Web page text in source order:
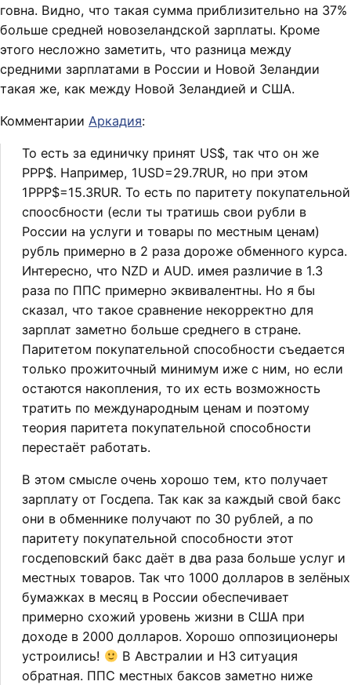
говна. Видно, что такая сумма приблизительно на 37%
больше средней новозеландской зарплаты. Кроме
этого несложно заметить, что разница между
средними зарплатами в России и Новой Зеландии
такая же, как между Новой Зеландией и США.
Комментарии Аркадия:
То есть за единичку принят US$, так что он же
PPP$. Например, 1USD=29.7RUR, но при этом
1PPP$=15.3RUR. То есть по паритету покупательной
споосбности (если ты тратишь свои рубли в
России на услуги и товары по местным ценам)
рубль примерно в 2 раза дороже обменного курса.
Интересно, что NZD и AUD. имея различие в 1.3
раза по ППС примерно эквивалентны. Но я бы
сказал, что такое сравнение некорректно для
зарплат заметно больше среднего в стране.
Паритетом покупательной способности съедается
только прожиточный минимум иже с ним, но если
остаются накопления, то их есть возможность
тратить по международным ценам и поэтому
теория паритета покупательной способности
перестаёт работать.
В этом смысле очень хорошо тем, кто получает
зарплату от Госдепа. Так как за каждый свой бакс
они в обменнике получают по 30 рублей, а по
паритету покупательной способности этот
госдеповский бакс даёт в два раза больше услуг и
местных товаров. Так что 1000 долларов в зелёных
бумажках в месяц в России обеспечивает
примерно схожий уровень жизни в США при
доходе в 2000 долларов. Хорошо оппозиционеры
устроились!
В Австралии и НЗ ситуация
обратная. ППС местных баксов заметно ниже